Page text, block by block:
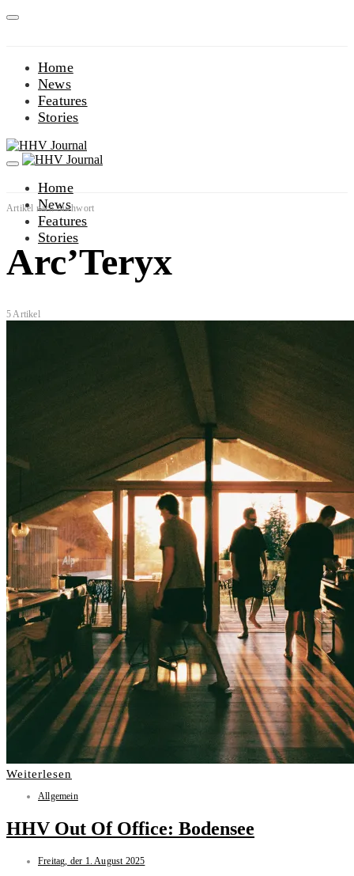
Home
News
Features
Stories
Home
News
Features
Stories
Artikel nach Suchwort
Arc’Teryx
5 Artikel
Weiterlesen
Allgemein
HHV Out Of Office: Bodensee
Freitag, der 1. August 2025